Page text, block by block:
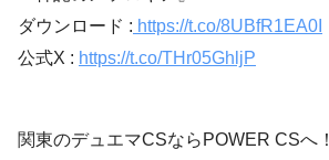
ダウンロード : https://t.co/8UBfR1EA0I
公式X : https://t.co/THr05GhljP
関東のデュエマCSならPOWER CSへ！